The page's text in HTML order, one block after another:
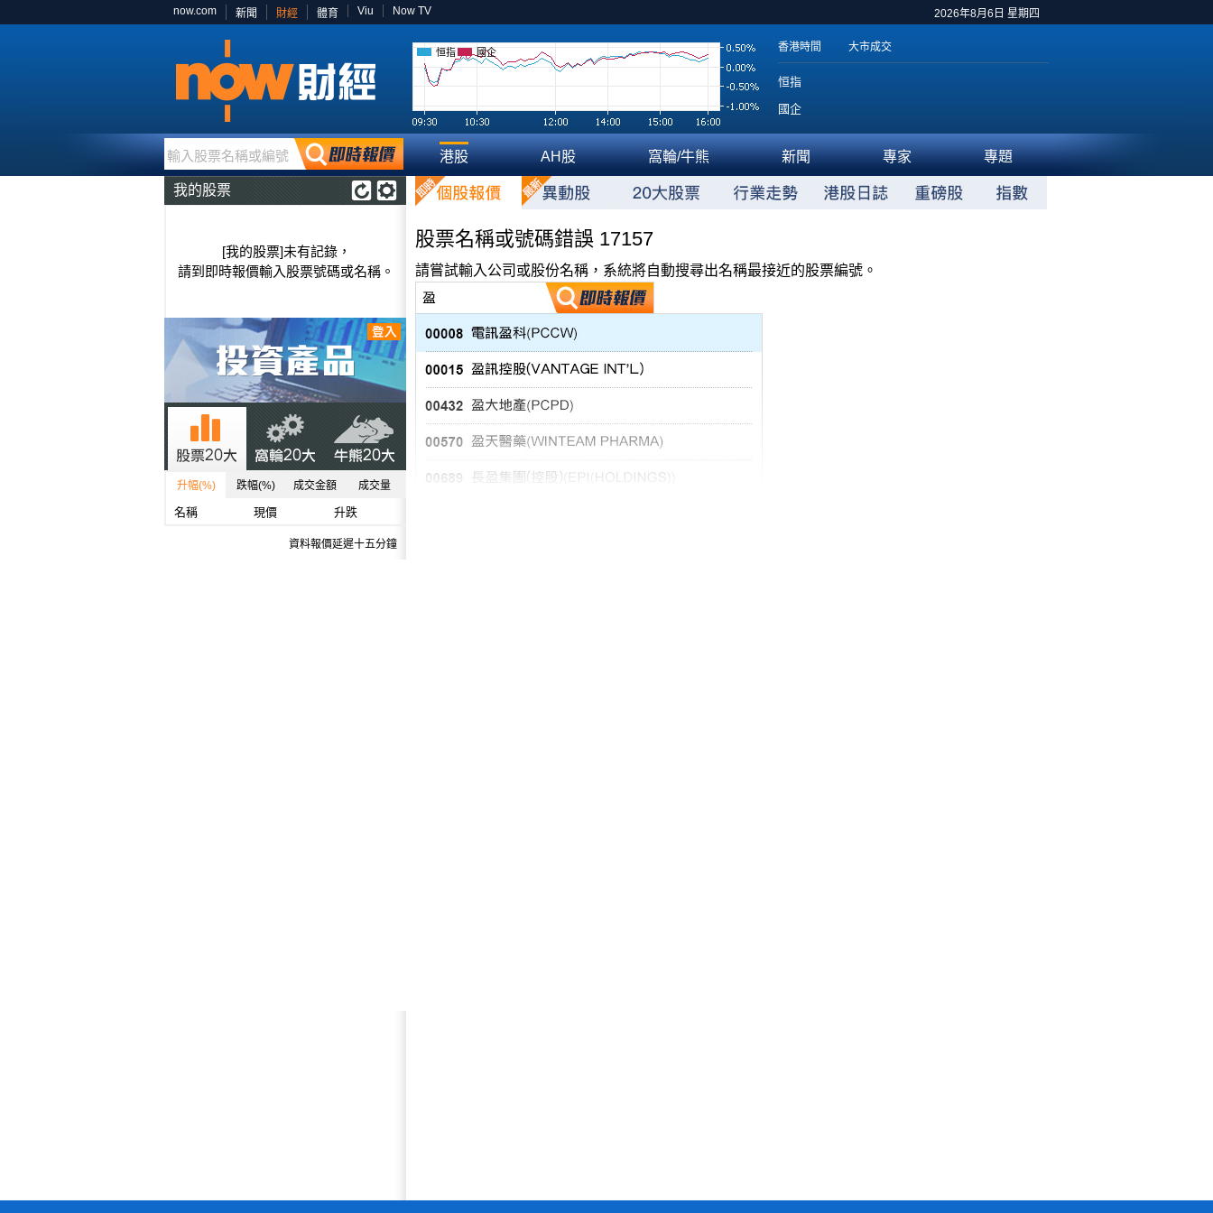
2026年8月6日 星期四
now.com 新聞 財經 體育 Viu Now TV
恒指 國企 香港時間 大市成交
恒指
國企
輸入股票名稱或編號 港股 AH股 窩輪/牛熊 新聞 專家 專題
我的股票
[我的股票]未有記錄，
請到即時報價輸入股票號碼或名稱。
升幅(%) 跌幅(%) 成交金額 成交量
名稱 現價 升跌
資料報價延遲十五分鐘
股票名稱或號碼錯誤 17157
請嘗試輸入公司或股份名稱，系統將自動搜尋出名稱最接近的股票編號。